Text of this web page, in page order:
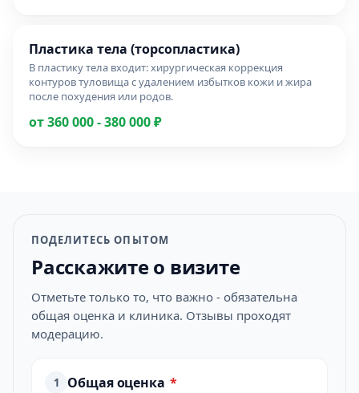
Пластика тела (торсопластика)
В пластику тела входит: хирургическая коррекция
контуров туловища с удалением избытков кожи и жира
после похудения или родов.
от 360 000 - 380 000 ₽
ПОДЕЛИТЕСЬ ОПЫТОМ
Расскажите о визите
Отметьте только то, что важно - обязательна
общая оценка и клиника. Отзывы проходят
модерацию.
1 Общая оценка *